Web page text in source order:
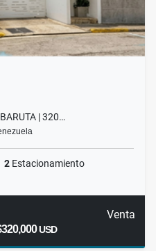
| 320…
2 Estacionamiento
Venta
USD